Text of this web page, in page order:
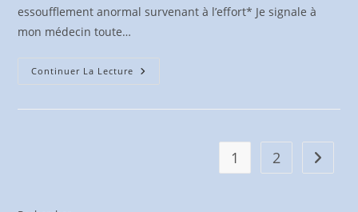
essoufflement anormal survenant à l’effort* Je signale à
mon médecin toute…
Continuer La Lecture Santé
1 2 Aller à